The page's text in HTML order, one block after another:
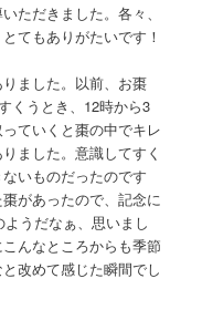
ただきました。各々、
てもありがたいです！
ました。以前、お棗
くうとき、12時から3
ていくと棗の中でキレ
ました。意識してすく
いものだったのです
があったので、記念に
うだなぁ、思いまし
んなところからも季節
改めて感じた瞬間でし